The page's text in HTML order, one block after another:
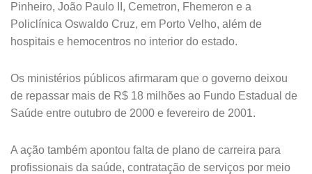
Pinheiro, João Paulo II, Cemetron, Fhemeron e a
Policlínica Oswaldo Cruz, em Porto Velho, além de
hospitais e hemocentros no interior do estado.
Os ministérios públicos afirmaram que o governo deixou
de repassar mais de R$ 18 milhões ao Fundo Estadual de
Saúde entre outubro de 2000 e fevereiro de 2001.
A ação também apontou falta de plano de carreira para
profissionais da saúde, contratação de serviços por meio